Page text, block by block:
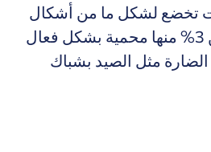
تخضع لشكل ما من أشكال
فإن أقل من 3% منها محمية بشكل فعال
مثل الصيد بشباك